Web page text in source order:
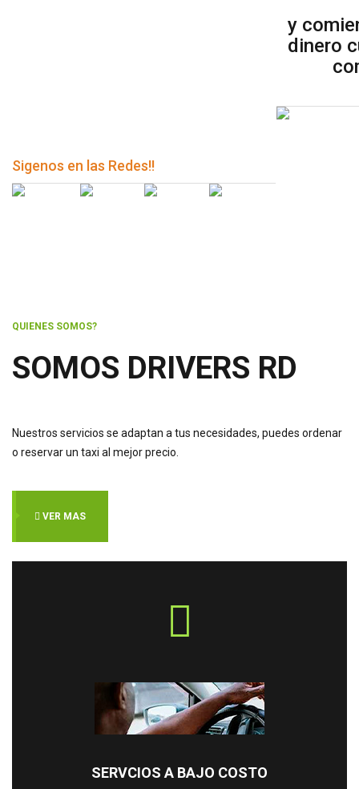
y
dinero
Sigenos en las Redes!!
QUIENES SOMOS?
SOMOS DRIVERS RD
Nuestros servicios se adaptan a tus necesidades, puedes ordenar
o reservar un taxi al mejor precio.
VER MAS
SERVCIOS A BAJO COSTO